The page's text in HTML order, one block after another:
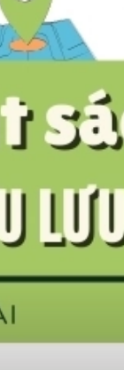
Đang mở